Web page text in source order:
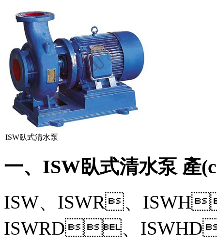
ISW臥式清水泵
一、ISW臥式清水泵 產
ISW、ISWR、
ISWRD、